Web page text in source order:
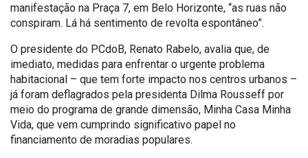
manifestação na Praça 7, em Belo Horizonte, “as ruas não
conspiram. Lá há sentimento de revolta espontâneo”.
O presidente do PCdoB, Renato Rabelo, avalia que, de
imediato, medidas para enfrentar o urgente problema
habitacional – que tem forte impacto nos centros urbanos –
já foram deflagrados pela presidenta Dilma Rousseff por
meio do programa de grande dimensão, Minha Casa Minha
Vida, que vem cumprindo significativo papel no
financiamento de moradias populares.